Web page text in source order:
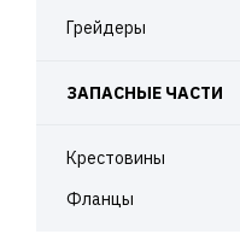
Самосвалы 43118
Грейдеры
ЗАПАСНЫЕ ЧАСТИ
Крестовины
Фланцы